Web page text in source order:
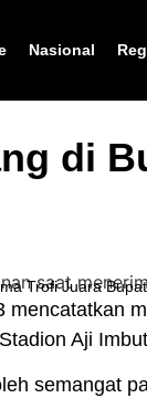
Nasional
di
Trofi Juara
Aji
semangat